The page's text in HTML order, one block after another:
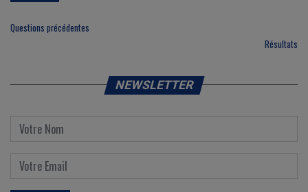
Questions précédentes
Résultats
NEWSLETTER